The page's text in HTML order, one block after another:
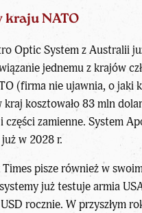
kraju NATO
Optic System z Australii
jednemu z krajów
(firma nie ujawnia, o jaki
kraj kosztowało 83 mln
części zamienne. System
w 2028 r.
pisze również w
już testuje armia
rocznie. W przyszłym